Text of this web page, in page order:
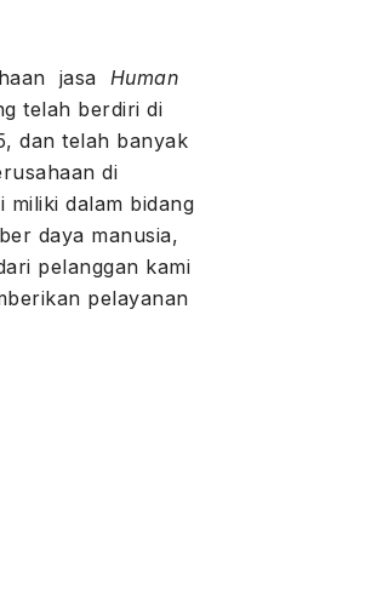
jasa Human
telah berdiri di
dan telah banyak
di
miliki dalam bidang
daya manusia,
pelanggan kami
pelayanan